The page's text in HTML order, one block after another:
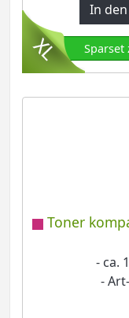
In
Sparset
Toner
- ca.
-